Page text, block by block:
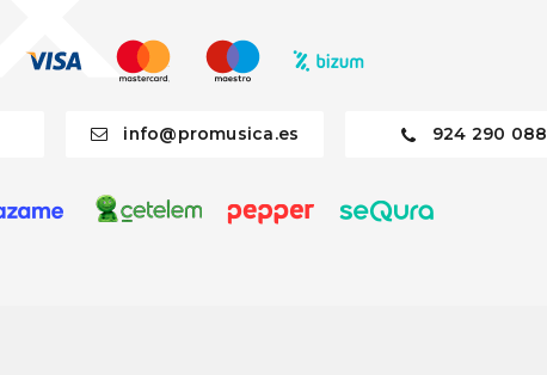
info@promusica.es 924 290 088